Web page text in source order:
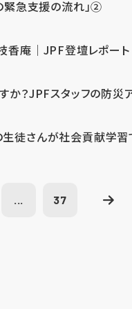
緊急支援の流れ」②
香庵｜JPF登壇レポート
か？JPFスタッフの防災
生徒さんが社会貢献学
... 37